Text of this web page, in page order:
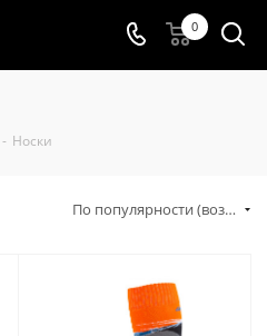
0
- Носки
По популярности (возрастание)